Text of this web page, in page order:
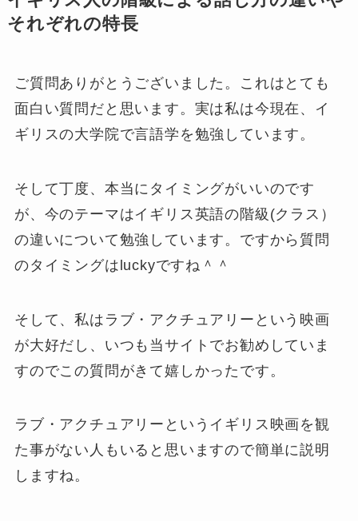
それぞれの特長
ご質問ありがとうございました。これはとても
面白い質問だと思います。実は私は今現在、イ
ギリスの大学院で言語学を勉強しています。
そして丁度、本当にタイミングがいいのです
が、今のテーマはイギリス英語の階級(クラス）
の違いについて勉強しています。ですから質問
のタイミングはluckyですね＾＾
そして、私はラブ・アクチュアリーという映画
が大好だし、いつも当サイトでお勧めしていま
すのでこの質問がきて嬉しかったです。
ラブ・アクチュアリーというイギリス映画を観
た事がない人もいると思いますので簡単に説明
しますね。